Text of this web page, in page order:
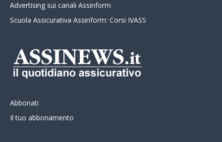
Advertising sui canali Assinform
Scuola Assicurativa Assinform: Corsi IVASS
Abbonati
Il tuo abbonamento